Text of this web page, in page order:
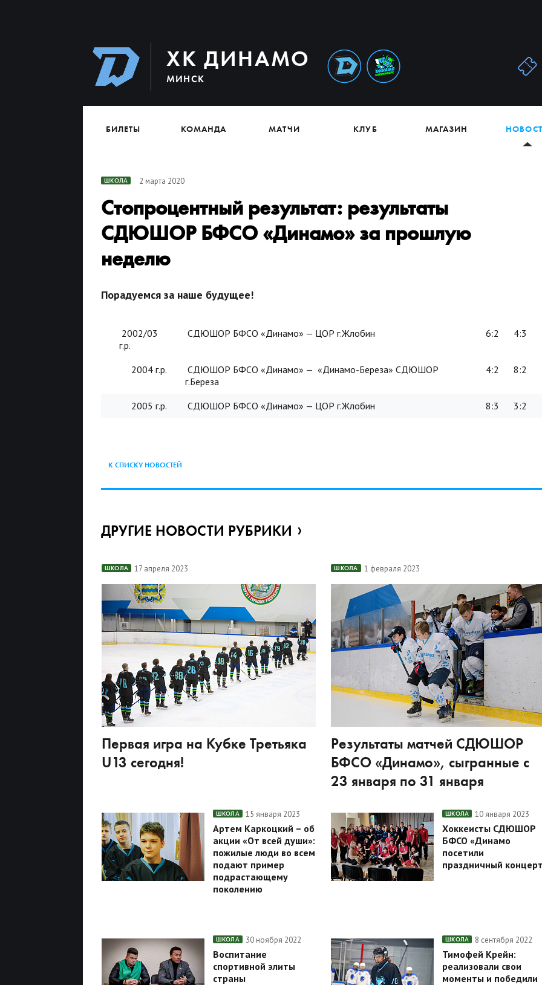
ХК ДИНАМО
МИНСК
БИЛЕТЫ КОМАНДА МАТЧИ КЛУБ МАГАЗИН
ШКОЛА 2 марта 2020
Стопроцентный результат: результаты
СДЮШОР БФСО «Динамо» за прошлую
неделю
Порадуемся за наше будущее!
2002/03
г.р.
СДЮШОР БФСО «Динамо» — ЦОР г.Жлобин 6:2 4:3
2004 г.р.
СДЮШОР БФСО «Динамо» — «Динамо-Береза» СДЮШОР
г.Береза
4:2 8:2
2005 г.р. СДЮШОР БФСО «Динамо» — ЦОР г.Жлобин 8:3 3:2
К СПИСКУ НОВОСТЕЙ
ДРУГИЕ НОВОСТИ РУБРИКИ
ШКОЛА 17 апреля 2023
Первая игра на Кубке Третьяка
U13 сегодня!
ШКОЛА 1 февраля 2023
Результаты матчей СДЮШОР
БФСО «Динамо», сыгранные с
23 января по 31 января
ШКОЛА 15 января 2023
Артем Каркоцкий – об
акции «От всей души»:
пожилые люди во всем
подают пример
подрастающему
поколению
ШКОЛА 10 января 2023
Хоккеисты СДЮШОР
БФСО «Динамо
посетили
праздничный
ШКОЛА 30 ноября 2022
Воспитание
спортивной элиты
страны
ШКОЛА 8 сентября 2022
Тимофей Крейн:
реализовали свои
моменты и победили